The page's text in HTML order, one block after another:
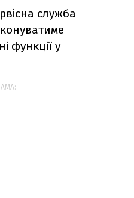
служба
функції у